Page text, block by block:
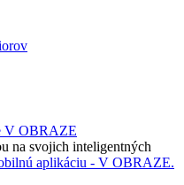
na svojich inteligentných
aplikáciu - V OBRAZE.